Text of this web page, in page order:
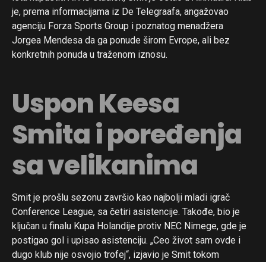
je, prema informacijama iz De Telegraafa, angažovao
agenciju Forza Sports Group i poznatog menadžera
Jorgea Mendesa da ga ponude širom Evrope, ali bez
konkretnih ponuda u traženom iznosu.
Uspon Keesa
Smita i poređenja
sa velikanima
Smit je prošlu sezonu završio kao najbolji mladi igrač
Conference League, sa četiri asistencije. Takođe, bio je
ključan u finalu Kupa Holandije protiv NEC Nimege, gde je
postigao gol i upisao asistenciju. „Ceo život sam ovde i
dugo klub nije osvojio trofej“, izjavio je Smit tokom